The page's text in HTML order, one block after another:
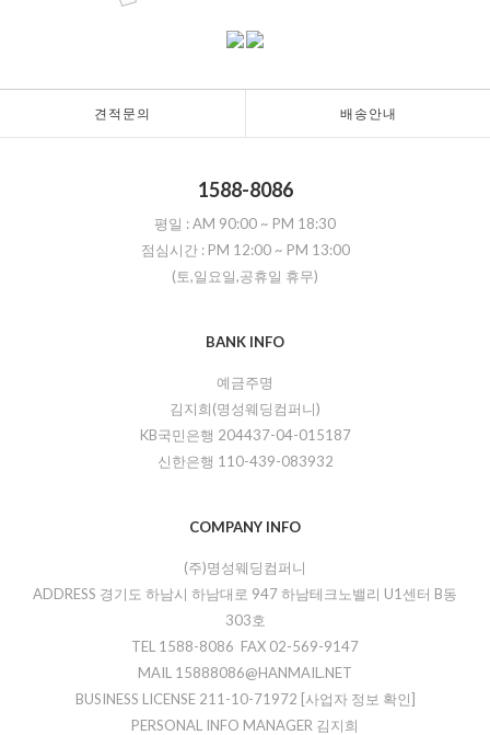
견적문의 배송안내
1588-8086
평일 :AM 90:00 ~ PM 18:30
점심시간 : PM 12:00~ PM 13:00
(토,일요일,공휴일 휴무)
BANK INFO
예금주명
김지희(명성웨딩컴퍼니)
KB국민은행 204437-04-015187
신한은행 110-439-083932
COMPANY INFO
(주)명성웨딩컴퍼니
ADDRESS 경기도 하남시 하남대로 947 하남테크노밸리 U1센터 B동
303호
TEL 1588-8086 FAX 02-569-9147
MAIL 15888086@HANMAIL.NET
BUSINESS LICENSE 211-10-71972 [사업자 정보 확인]
PERSONAL INFO MANAGER 김지희